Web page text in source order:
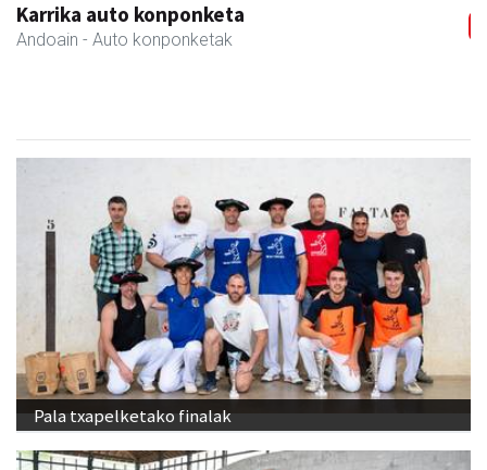
Kulunka aeroyoga zentroa
Andoain - Aeroyoga
Pala txapelketako finalak